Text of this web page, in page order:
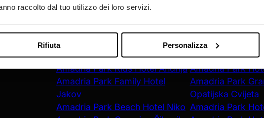
raccolto dal tuo utilizzo dei loro servizi.
Rifiuta Personalizza
Soggiorno
Amadria Park Hotel Ivan
Amadria Park Beach Hotel Jure
Amadria Park Kids Hotel Andrija
Amadria Park Family Hotel
Jakov
Amadria Park Beach Hotel Niko
Amadria Park
Amadria Park
Amadria Park
Amadria Park
Opatijska Cvijeta
Amadria Park